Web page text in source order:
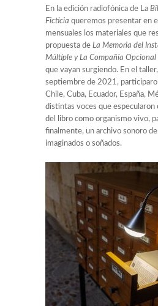
En la edición radiofónica de La
Ficticia queremos presentar en
mensuales los materiales que
propuesta de La Memoria del
Múltiple y La Compañía Opcional
que vayan surgiendo. En el
septiembre de 2021,
Chile, Cuba, Ecuador, España,
distintas voces que especularon
del libro como organismo vivo,
finalmente, un archivo sonoro
imaginados o soñados.